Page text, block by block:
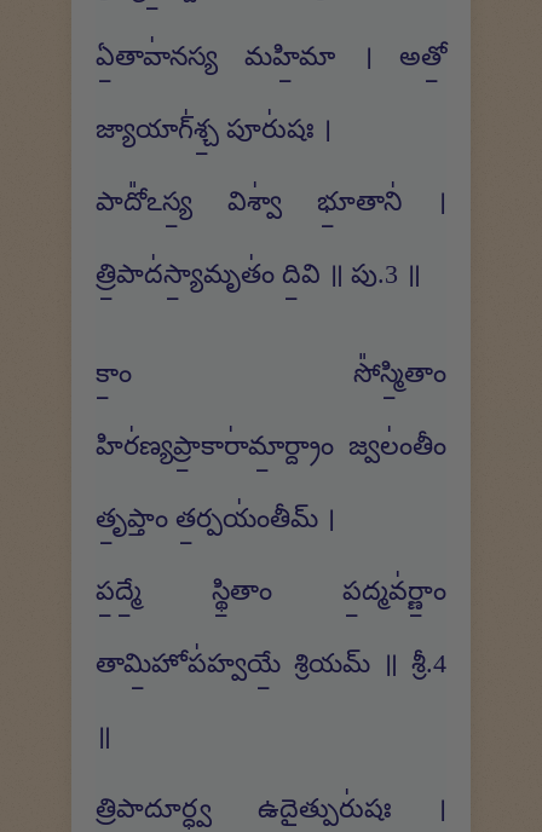
ఏ॒తావా॑నస్య మహి॒మా । అతో॒
జ్యాయాగ్॑శ్చ॒ పూరు॑షః ।
పాదో᳚ఽస్య॒ విశ్వా॑ భూ॒తాని॑ ।
త్రి॒పాద॑స్యా॒మృతం॑ ది॒వి ॥ పు.3 ॥
కాం॒ సో᳚స్మి॒తాం
హిర॑ణ్యప్రా॒కారా॑మా॒ర్ద్రాం జ్వలం॑తీం
తృ॒ప్తాం త॒ర్పయం॑తీమ్ ।
ప॒ద్మే॒ స్థి॒తాం ప॒ద్మవ॑ర్ణాం॒
తామి॒హోప॑హ్వయే॒ శ్రియమ్ ॥ శ్రీ.4
॥
త్రి॒పాదూ॒ర్ధ్వ ఉదై॒త్పురు॑షః ।